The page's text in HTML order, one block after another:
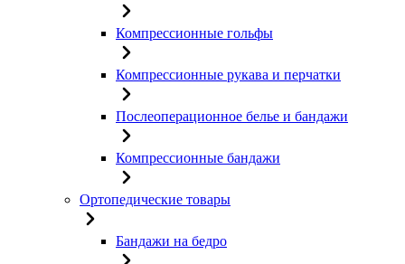
Компрессионные гольфы
Компрессионные рукава и перчатки
Послеоперационное белье и бандажи
Компрессионные бандажи
Ортопедические товары
Бандажи на бедро